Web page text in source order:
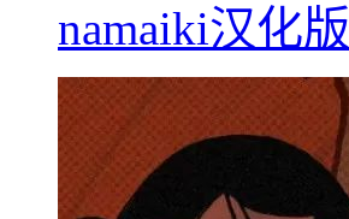
namaiki汉化版